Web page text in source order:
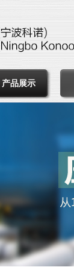
产品展示